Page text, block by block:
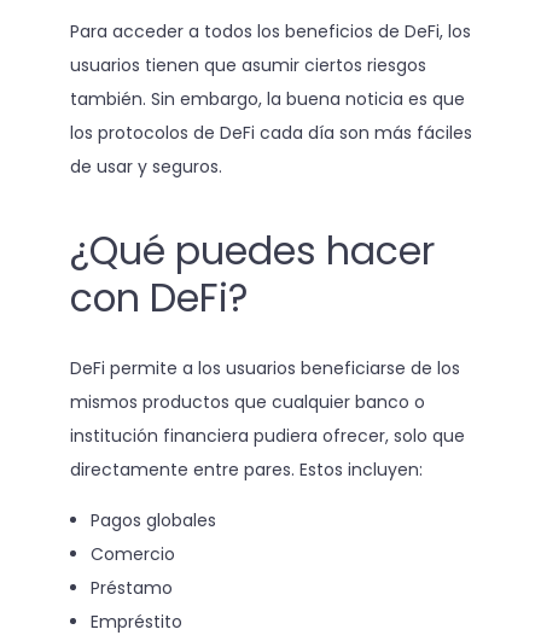
Para acceder a todos los beneficios de DeFi, los
usuarios tienen que asumir ciertos riesgos
también. Sin embargo, la buena noticia es que
los protocolos de DeFi cada día son más fáciles
de usar y seguros.
¿Qué puedes hacer
con DeFi?
DeFi permite a los usuarios beneficiarse de los
mismos productos que cualquier banco o
institución financiera pudiera ofrecer, solo que
directamente entre pares. Estos incluyen:
Pagos globales
Comercio
Préstamo
Empréstito